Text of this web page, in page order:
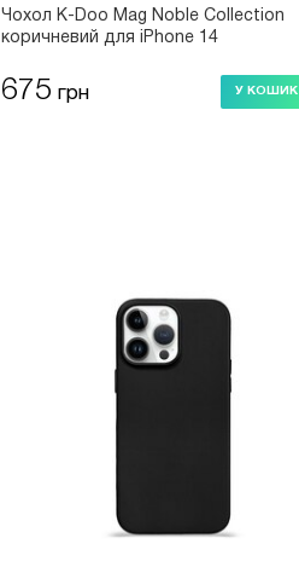
Чохол K-Doo Mag Noble Collection
коричневий для iPhone 14
675 грн У КОШИК